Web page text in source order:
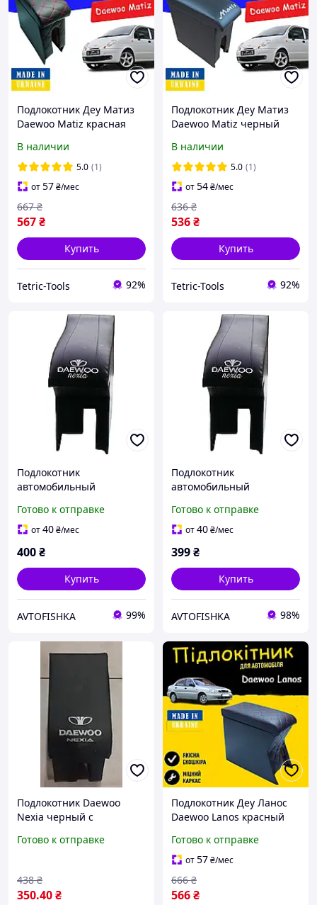
Подлокотник Деу Матиз
Daewoo Matiz красная
обвес Бокс бардачок
Tuning Аксессуары
В наличии
5.0 (1)
от57₴/мес
567₴
667 ₴
Купить
Tetric-Tools 92%
Подлокотник Деу Матиз
Daewoo Matiz черный
бардачок Tuning
Аксессуары
В наличии
5.0 (1)
от54₴/мес
536₴
636 ₴
Купить
Tetric-Tools 92%
Подлокотник
автомобильный
NEXIA С ВЫШИВКОЙ
ЧЕРНЫЙ
Готово к отправке
от40₴/мес
400₴
Купить
AVTOFISHKA 99%
Подлокотник
автомобильный
NEXIA С ВЫШИВКОЙ
ЧЕРНЫЙ
Готово к отправке
от40₴/мес
399₴
Купить
AVTOFISHKA 98%
Подлокотник Daewoo
Nexia черный с
Готово к отправке
350.40₴
438 ₴
Подлокотник Деу Ланос
Daewoo Lanos красный
Готово к отправке
от57₴/мес
566₴
666 ₴